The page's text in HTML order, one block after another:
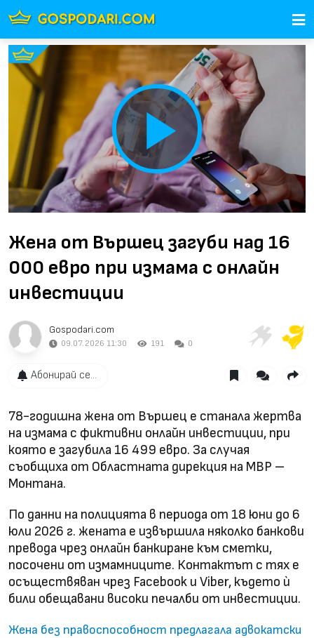
Play
Video
Жена от Вършец загуби над 16
000 евро при измама с онлайн
инвестиции
Gospodari.com
09.07.2026 11:30 191 0
Абонирай се...
78-годишна жена от Вършец е станала жертва
на измама с фиктивни онлайн инвестиции, при
която е загубила 16 499 евро. За случая
съобщиха от Областната дирекция на МВР –
Монтана.
По данни на полицията в периода от 18 юни до 6
юли 2026 г. жената е извършила няколко банкови
превода чрез онлайн банкиране към сметки,
посочени от измамниците. Контактът с тях е
осъществяван чрез Facebook и Viber, където ѝ
били обещавани високи печалби от инвестиции.
Жена без правоспособност предлагала адвокатски